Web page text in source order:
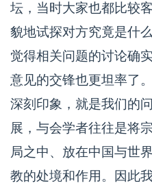
坛，当时大家也都比较
貌地试探对方究竟是什
觉得相关问题的讨论确
意见的交锋也更坦率了
深刻印象，就是我们的
展，与会学者往往是将
局之中、放在中国与世
教的处境和作用。因此